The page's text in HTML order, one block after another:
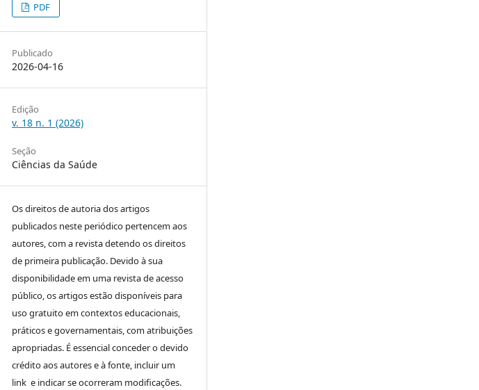
PDF
Publicado
2026-04-16
Edição
v. 18 n. 1 (2026)
Seção
Ciências da Saúde
Os direitos de autoria dos artigos
publicados neste periódico pertencem aos
autores, com a revista detendo os direitos
de primeira publicação. Devido à sua
disponibilidade em uma revista de acesso
público, os artigos estão disponíveis para
uso gratuito em contextos educacionais,
práticos e governamentais, com atribuições
apropriadas. É essencial conceder o devido
crédito aos autores e à fonte, incluir um
link e indicar se ocorreram modificações.